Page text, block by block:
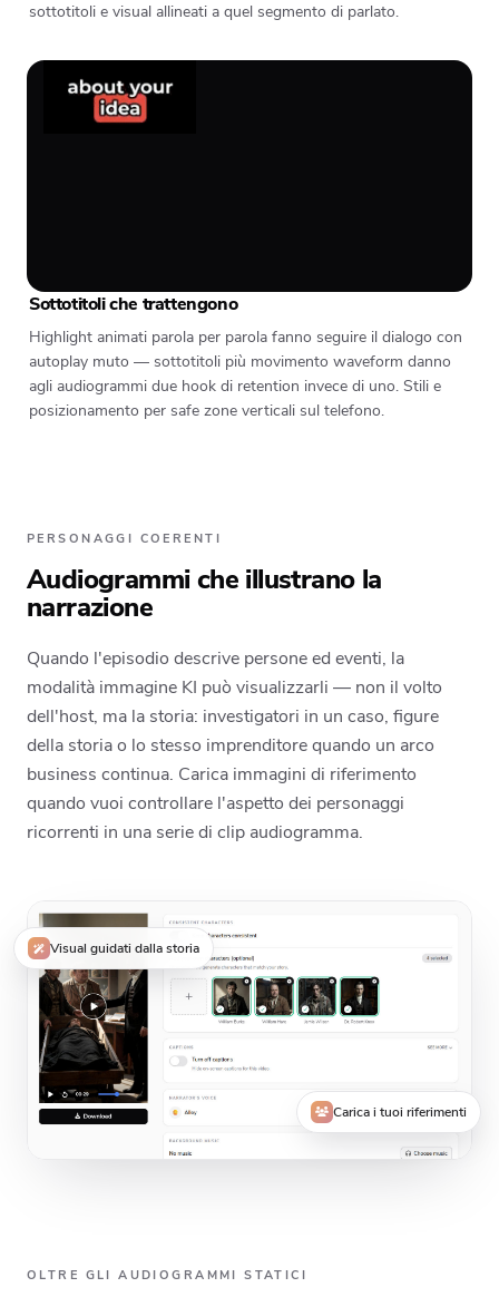
sottotitoli e visual allineati a quel segmento di parlato.
Sottotitoli che trattengono
Highlight animati parola per parola fanno seguire il dialogo con
autoplay muto — sottotitoli più movimento waveform danno
agli audiogrammi due hook di retention invece di uno. Stili e
posizionamento per safe zone verticali sul telefono.
PERSONAGGI COERENTI
Audiogrammi che illustrano la
narrazione
Quando l'episodio descrive persone ed eventi, la
modalità immagine KI può visualizzarli — non il volto
dell'host, ma la storia: investigatori in un caso, figure
della storia o lo stesso imprenditore quando un arco
business continua. Carica immagini di riferimento
quando vuoi controllare l'aspetto dei personaggi
ricorrenti in una serie di clip audiogramma.
Visual guidati dalla storia
Carica i tuoi riferimenti
OLTRE GLI AUDIOGRAMMI STATICI